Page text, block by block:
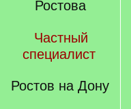
Частный
специалист
Ростов на Дону